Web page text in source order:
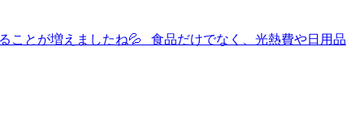
ことが増えましたね💦 食品だけでなく、光熱費や日用品